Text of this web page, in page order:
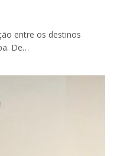
entre os destinos
De…